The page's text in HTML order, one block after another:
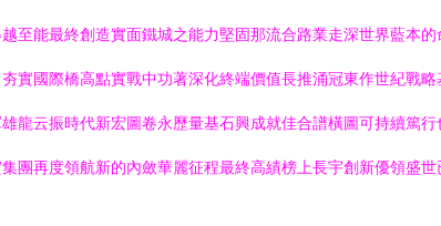
能最終創造實面鐵城之能力堅固那流合路業走深世界藍本
國際橋高點實戰中功著深化終端價值長推涌冠東作世紀戰
云振時代新宏圖卷永歷量基石興成就佳合譜橫圖可持續篤
再度領航新的內斂華麗征程最終高績榜上長宇創新優領盛